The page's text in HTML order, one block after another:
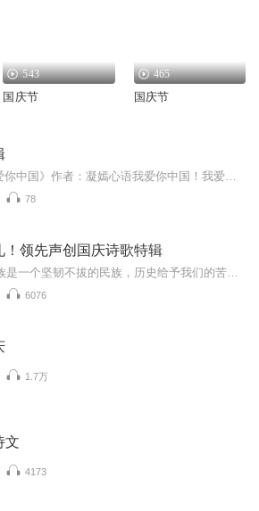
543
国庆节
465
国庆节
78
！领先声创国庆诗歌特辑
6076
1.7万
文
4173